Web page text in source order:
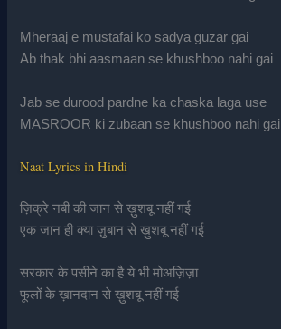
Mheraaj e mustafai ko sadya guzar gai
Ab thak bhi aasmaan se khushboo nahi gai
Jab se durood pardne ka chaska laga use
MASROOR ki zubaan se khushboo nahi gai
Naat Lyrics in Hindi
ज़िक्रे नबी की जान से ख़ुशबू नहीं गई
एक जान ही क्या ज़ुबान से ख़ुशबू नहीं गई
सरकार के पसीने का है ये भी मोअज़िज़ा
फूलों के ख़ानदान से ख़ुशबू नहीं गई